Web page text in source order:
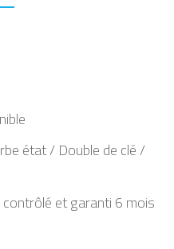
état / Double de clé /
et garanti 6 mois